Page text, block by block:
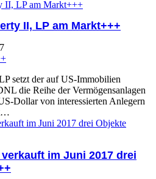
II, LP am Markt+++
setzt der auf US-Immobilien
die Reihe der Vermögensanlagen
Dollar von interessierten Anlegern
verkauft im Juni 2017 drei